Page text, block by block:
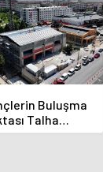
Buluşma
Talha
Akademi